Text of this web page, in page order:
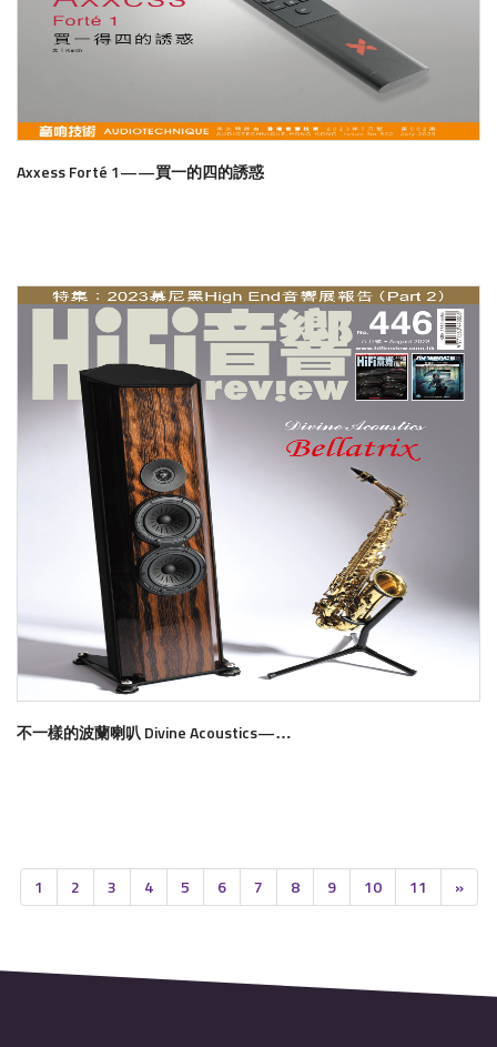
Axxess Forté 1——買一的四的誘惑
不一樣的波蘭喇叭 Divine Acoustics——Bellatrix
1 2 3 4 5 6 7 8 9 10 11 »